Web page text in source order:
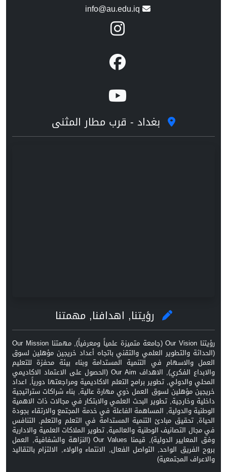
info@au.edu.iq
بغداد - قرب مطار المثنى
رؤيتنا, اهدافنا, مهمتنا
رؤيتنا Our Vision (جامعة متميزة علمياً ومعرفياً), مهمتنا Our Mission
(الحداثة والتطوير العلمي والتقني باتجاه أعداد خريجين مؤهلين لسوق
العمل والاسهام في التنمية المستدامة وبناء بيئة محفزة للتعليم
والابداع الفكري), الاهداف Our Aim (الحصول على الاعتماد الاكاديمي
المحلي والدولي, تطوير برامج التعلم الاكاديمية ومراجعتها دورياً, اعداد
خريجين مؤهلين لسوق العمل ذوي مهارة عالية, بناء شراكات ستراتيجية
داخلية وخارجية, تطوير البحث العلمي والابتكار في مجالات ذات الاهمية
الوطنية والدولية, المساهمة الفاعلة في خدمة المجتمع والارتقاء بجودة
الحياة, تحقيق مبادئ التنمية المستدامة في التعلم والتعلم, التنافس
في مجال التصانيف الوطنية والعالمية, تطوير الملاكات العلمية والادارية
وفق المعايير الدولية), قيمنا Our Values (النزاهة والشفافية, العمل
بروح الفريق الواحد, التواصل الفعال, الانتماء والولاء, الالتزام بالتقاليد
والاعراف المجتمعية)